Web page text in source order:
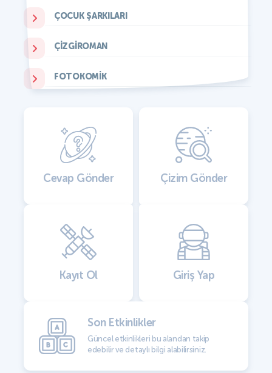
ÇOCUK ŞARKILARI
ÇIZGIROMAN
FOTOKOMIK
Cevap Gönder Çizim Gönder
Kayıt Ol Giriş Yap
Son Etkinlikler
Güncel etkinlikleri bu alandan takip
edebilir ve detaylı bilgi alabilirsiniz.